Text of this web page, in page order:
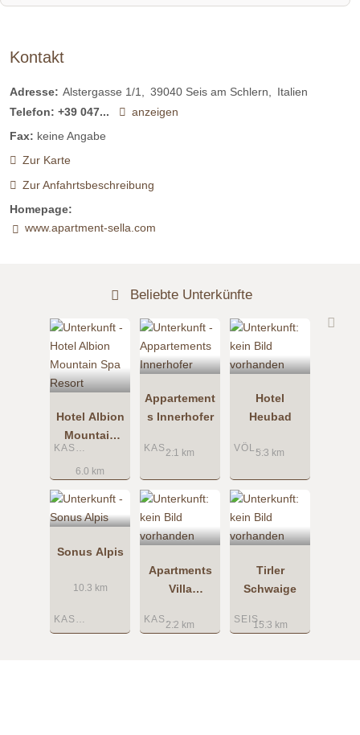
Kontakt
Adresse: Alstergasse 1/1 39040 Seis am Schlern
Italien
Telefon: +39 047...
anzeigen
Fax: keine Angabe
Zur Karte
Zur Anfahrtsbeschreibung
Homepage:
www.apartment-sella.com
Beliebte Unterkünfte
Hotel Albion
Mountain
Spa Resort
6.0 km
Appartement
s Innerhofer
KASTELRUTH
2.1 km
Hotel
Heubad
VÖLS AM SCHLERN
5.3 km
Sonus Alpis
KASTELRUTH
10.3 km
Apartments
Villa
KASTELRUTH
2.2 km
Tirler
Schwaige
SEISER ALM
15.3 km